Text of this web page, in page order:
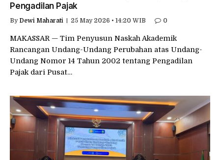
Pengadilan Pajak
By Dewi Maharati 25 May 2026 • 14:20 WIB 0
MAKASSAR — Tim Penyusun Naskah Akademik
Rancangan Undang-Undang Perubahan atas Undang-
Undang Nomor 14 Tahun 2002 tentang Pengadilan
Pajak dari Pusat…